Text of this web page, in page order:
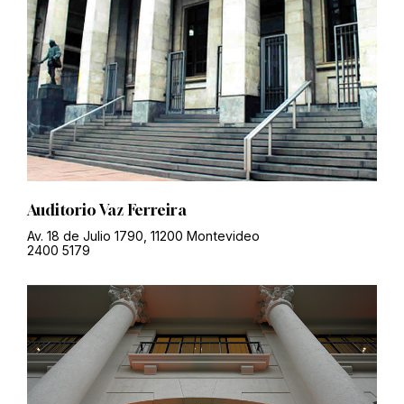
Auditorio Vaz Ferreira
Av. 18 de Julio 1790, 11200 Montevideo
2400 5179